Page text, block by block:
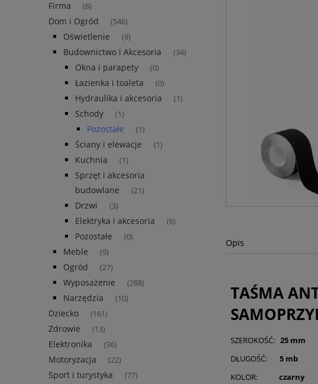
Firma (8)
Dom i Ogród (546)
Oświetlenie (9)
Budownictwo i Akcesoria (34)
Okna i parapety (0)
Łazienka i toaleta (0)
Hydraulika i akcesoria (1)
Schody (1)
Pozostałe (1)
Ściany i elewacje (1)
Kuchnia (1)
Sprzęt i akcesoria
budowlane
(21)
Drzwi (3)
Elektryka i akcesoria (6)
Pozostałe (0)
Meble (9)
Ogród (27)
Wyposażenie (288)
Narzędzia (10)
Dziecko (161)
Zdrowie (13)
Elektronika (36)
Motoryzacja (22)
Sport i turystyka (77)
Opis
TAŚMA
SZEROKOŚĆ: 25 mm
DŁUGOŚĆ: 5 mb
KOLOR: czarny